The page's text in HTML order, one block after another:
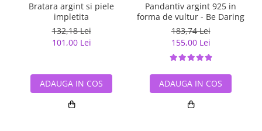
Bratara argint si piele
impletita
132,18 Lei
101,00 Lei
ADAUGA IN COS
Pandantiv argint 925 in
forma de vultur - Be Daring
183,74 Lei
155,00 Lei
ADAUGA IN COS